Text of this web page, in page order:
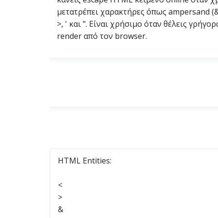
μετατρέπει χαρακτήρες όπως ampersand
>, ' και ". Είναι χρήσιμο όταν θέλεις
render από τον browser.